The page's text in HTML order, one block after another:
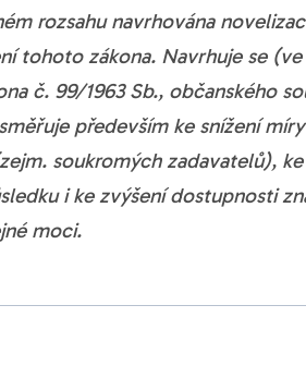
rozsahu navrhována
tohoto zákona. Navrhuje se
č. 99/1963 Sb., občanského
především ke snížení míry
soukromých zadavatelů),
i ke zvýšení dostupnosti
moci.